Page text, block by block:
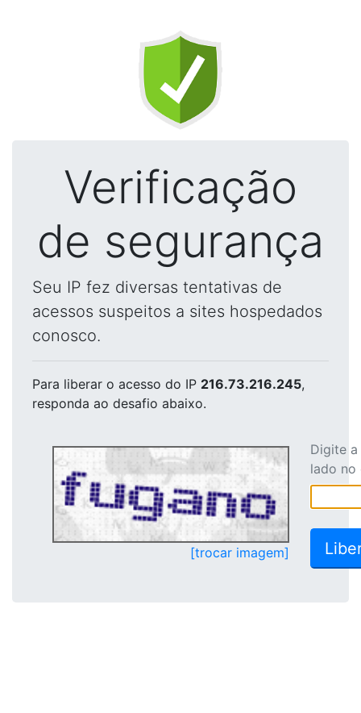
Verificação
de segurança
Seu IP fez diversas tentativas de
acessos suspeitos a sites hospedados
conosco.
Para liberar o acesso do IP 216.73.216.245,
responda ao desafio abaixo.
[trocar imagem]
Digite
lado no